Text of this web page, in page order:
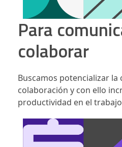
Para
colaborar
Buscamos potencializar la
colaboración y con ello
productividad en el